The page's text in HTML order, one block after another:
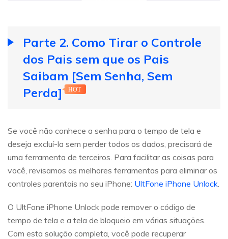
Parte 2. Como Tirar o Controle
dos Pais sem que os Pais
Saibam [Sem Senha, Sem
Perda]
HOT
Se você não conhece a senha para o tempo de tela e
deseja excluí-la sem perder todos os dados, precisará de
uma ferramenta de terceiros. Para facilitar as coisas para
você, revisamos as melhores ferramentas para eliminar os
controles parentais no seu iPhone: UltFone iPhone Unlock
O UltFone iPhone Unlock pode remover o código de
tempo de tela e a tela de bloqueio em várias situações.
Com esta solução completa, você pode recuperar